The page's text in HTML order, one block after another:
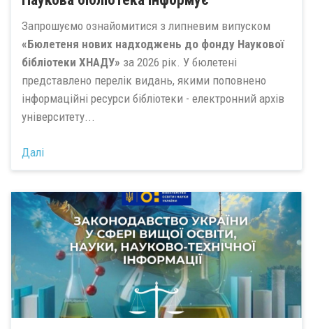
Запрошуємо ознайомитися з липневим випуском
«Бюлетеня нових надходжень до фонду Наукової
бібліотеки ХНАДУ» за 2026 рік. У бюлетені
представлено перелік видань, якими поповнено
інформаційні ресурси бібліотеки - електронний архів
університету...
Далі